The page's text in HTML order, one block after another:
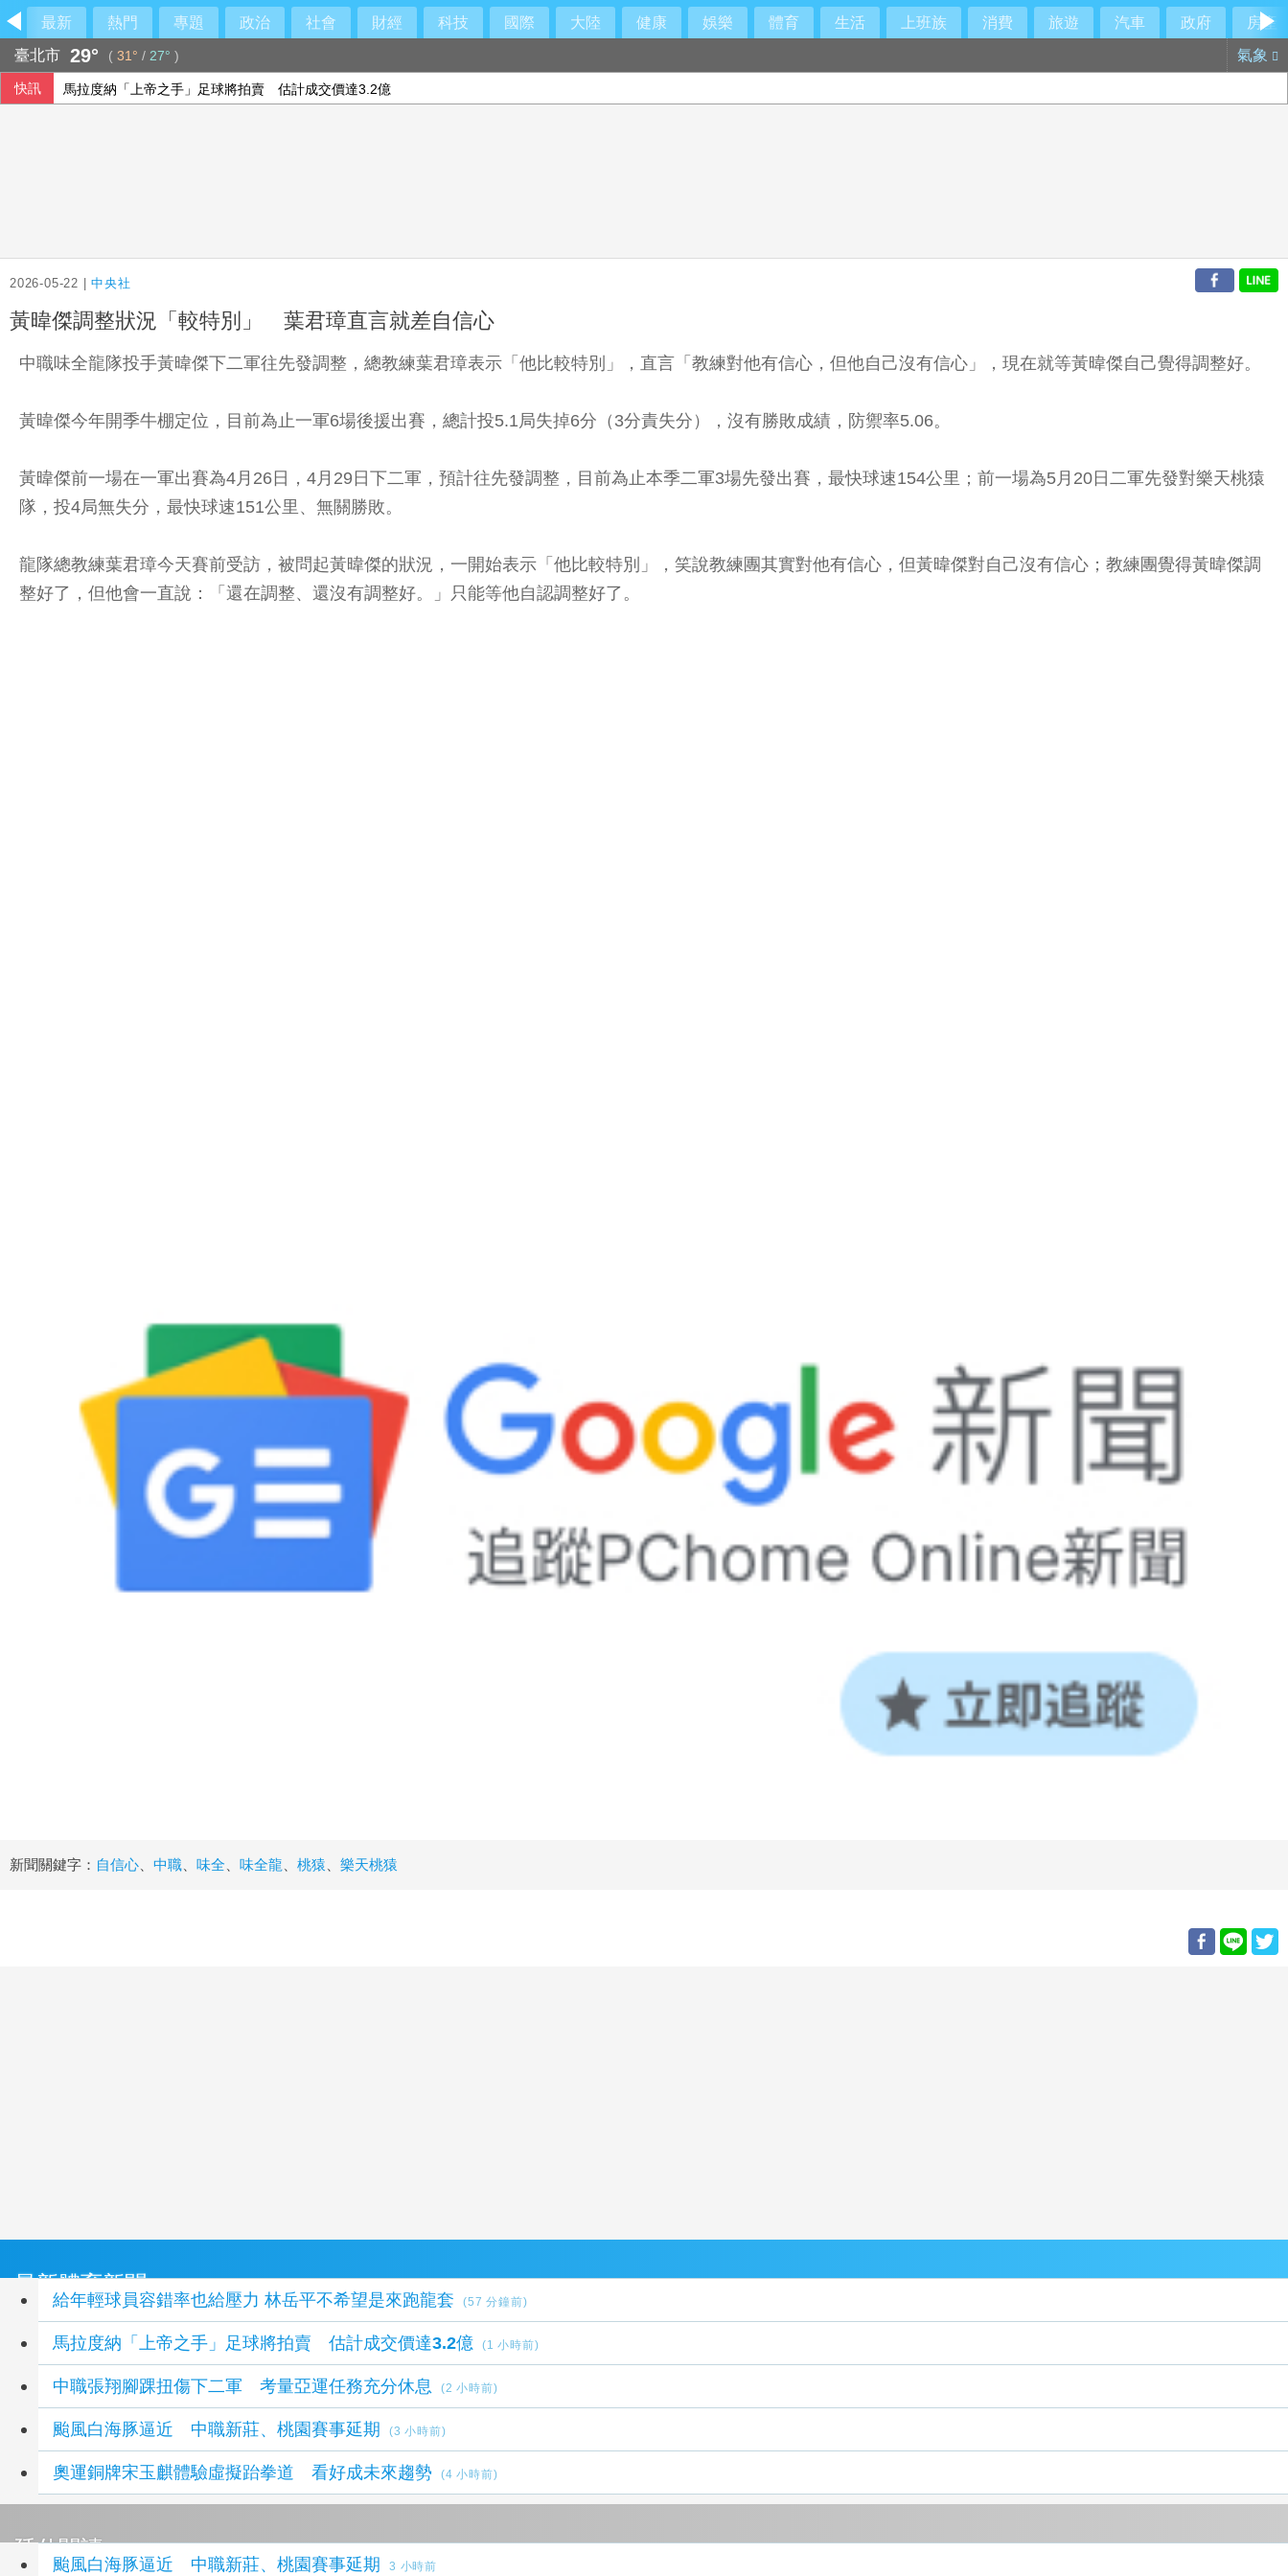
最新 熱門 專題 政治 社會 財經 科技 國際 大陸 健康 娛樂 體育 生活 上班族 消費 旅遊 汽車 政府
房產
臺北市 29° ( 31° / 27° ) 氣象
快訊 馬拉度納「上帝之手」足球將拍賣 估計成交價達3.2億
2026-05-22 |中央社
黃暐傑調整狀況「較特別」 葉君璋直言就差自信心
中職味全龍隊投手黃暐傑下二軍往先發調整，總教練葉君璋表示「他比較特別」，直言「教練對他有信心，但他自己沒有信心」，現在就等黃暐傑自己覺得調整好。
黃暐傑今年開季牛棚定位，目前為止一軍6場後援出賽，總計投5.1局失掉6分（3分責失分），沒有勝敗成績，防禦率5.06。
黃暐傑前一場在一軍出賽為4月26日，4月29日下二軍，預計往先發調整，目前為止本季二軍3場先發出賽，最快球速154公里；前一場為5月20日二軍先發對樂天桃猿
隊，投4局無失分，最快球速151公里、無關勝敗。
龍隊總教練葉君璋今天賽前受訪，被問起黃暐傑的狀況，一開始表示「他比較特別」，笑說教練團其實對他有信心，但黃暐傑對自己沒有信心；教練團覺得黃暐傑調
整好了，但他會一直說：「還在調整、還沒有調整好。」只能等他自認調整好了。
新聞關鍵字： 自信心、 中職、 味全、 味全龍、 桃猿、 樂天桃猿
最新體育新聞
給年輕球員容錯率也給壓力 林岳平不希望是來跑龍套 (57 分鐘前)
馬拉度納「上帝之手」足球將拍賣 估計成交價達3.2億 (1 小時前)
中職張翔腳踝扭傷下二軍 考量亞運任務充分休息 (2 小時前)
颱風白海豚逼近 中職新莊、桃園賽事延期 (3 小時前)
奧運銅牌宋玉麒體驗虛擬跆拳道 看好成未來趨勢 (4 小時前)
延伸閱讀
颱風白海豚逼近 中職新莊、桃園賽事延期 3 小時前